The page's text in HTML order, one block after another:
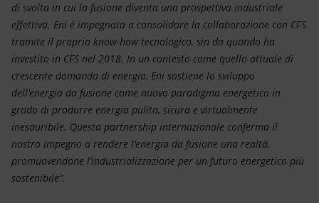
di svolta in cui la fusione diventa una prospettiva industriale
effettiva. Eni è impegnata a consolidare la collaborazione con CFS
tramite il proprio know-how tecnologico, sin da quando ha
investito in CFS nel 2018. In un contesto come quello attuale di
crescente domanda di energia, Eni sostiene lo sviluppo
dell'energia da fusione come nuovo paradigma energetico in
grado di produrre energia pulita, sicura e virtualmente
inesauribile. Questa partnership internazionale conferma il
nostro impegno a rendere l'energia da fusione una realtà,
promuovendone l’industrializzazione per un futuro energetico più
sostenibile”.